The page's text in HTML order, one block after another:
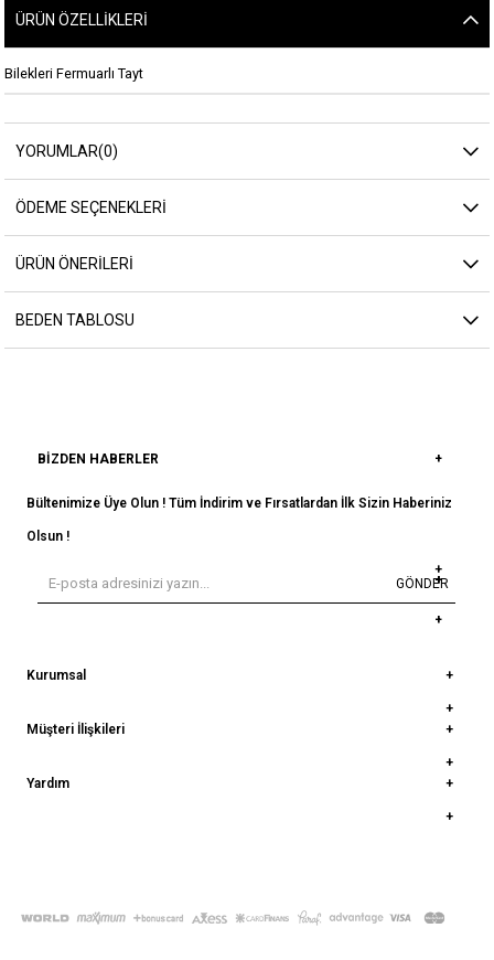
ÜRÜN ÖZELLIKLERI
Bilekleri Fermuarlı Tayt
YORUMLAR(0)
ÖDEME SEÇENEKLERI
ÜRÜN ÖNERILERI
BEDEN TABLOSU
BIZDEN HABERLER
Bültenimize Üye Olun ! Tüm İndirim ve Fırsatlardan İlk Sizin Haberiniz
Olsun !
GÖNDER
Kurumsal
Müşteri İlişkileri
Yardım